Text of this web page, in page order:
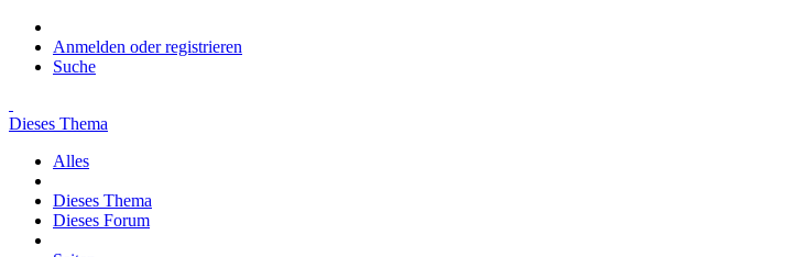
Anmelden oder registrieren
Suche
Dieses Thema
Alles
Dieses Thema
Dieses Forum